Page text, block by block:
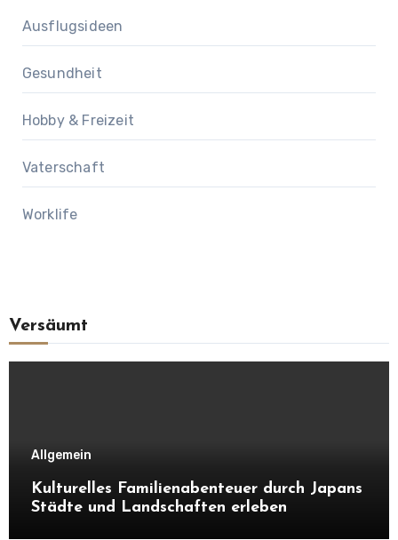
Ausflugsideen
Gesundheit
Hobby & Freizeit
Vaterschaft
Worklife
Versäumt
Allgemein
Kulturelles Familienabenteuer durch Japans
Städte und Landschaften erleben